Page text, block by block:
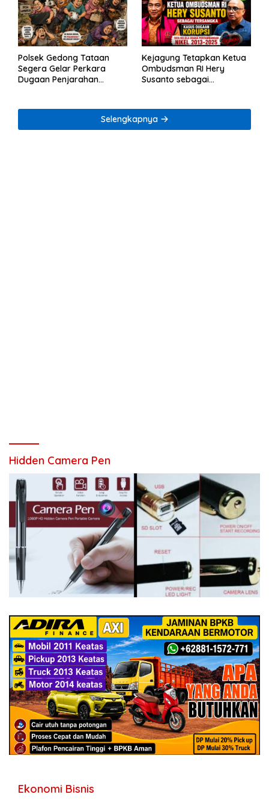
Polsek Gedong Tataan
Segera Gelar Perkara
Dugaan Penjarahan
Kejagung Tetapkan Ketua
Ombudsman RI Hery
Susanto sebagai
Tambang Nikel
Selengkapnya
Hidden Camera Pen
Ekonomi Bisnis